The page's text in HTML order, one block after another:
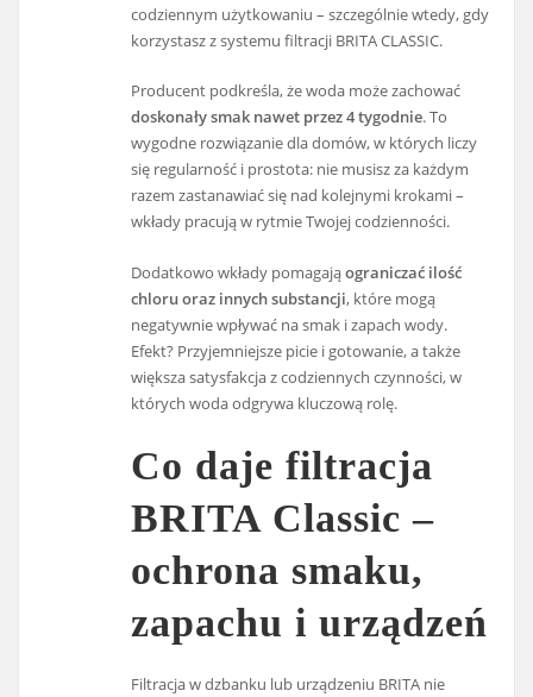
codziennym użytkowaniu – szczególnie wtedy, gdy
korzystasz z systemu filtracji BRITA CLASSIC.
Producent podkreśla, że woda może zachować
doskonały smak nawet przez 4 tygodnie. To
wygodne rozwiązanie dla domów, w których liczy
się regularność i prostota: nie musisz za każdym
razem zastanawiać się nad kolejnymi krokami –
wkłady pracują w rytmie Twojej codzienności.
Dodatkowo wkłady pomagająograniczać ilość
chloru oraz innych substancji, które mogą
negatywnie wpływać na smak i zapach wody.
Efekt? Przyjemniejsze picie i gotowanie, a także
większa satysfakcja z codziennych czynności, w
których woda odgrywa kluczową rolę.
Co daje filtracja
BRITA Classic –
ochrona smaku,
zapachu i urządzeń
Filtracja w dzbanku lub urządzeniu BRITA nie